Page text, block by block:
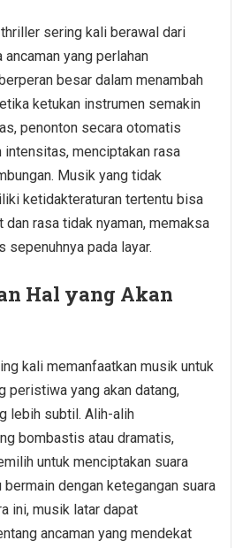
sering kali berawal dari
yang perlahan
besar dalam menambah
ketukan instrumen semakin
penonton secara otomatis
intensitas, menciptakan rasa
Musik yang tidak
ketidakteraturan tertentu bisa
dan rasa tidak nyaman, memaksa
sepenuhnya pada layar.
Hal yang Akan
kali memanfaatkan musik untuk
peristiwa yang akan datang,
lebih subtil. Alih-alih
bombastis atau dramatis,
untuk menciptakan suara
dengan ketegangan suara
ini, musik latar dapat
ancaman yang mendekat